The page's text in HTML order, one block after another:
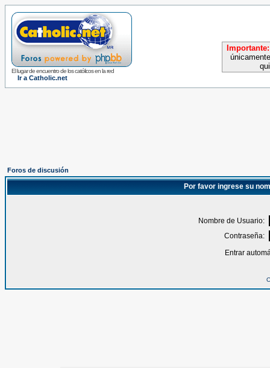
El lugar de encuentro de los católicos en la red
Ir a Catholic.net
Importante:
Foros de discusión
Por favor ingrese su
Nombre de Usuario:
Contraseña:
Entrar